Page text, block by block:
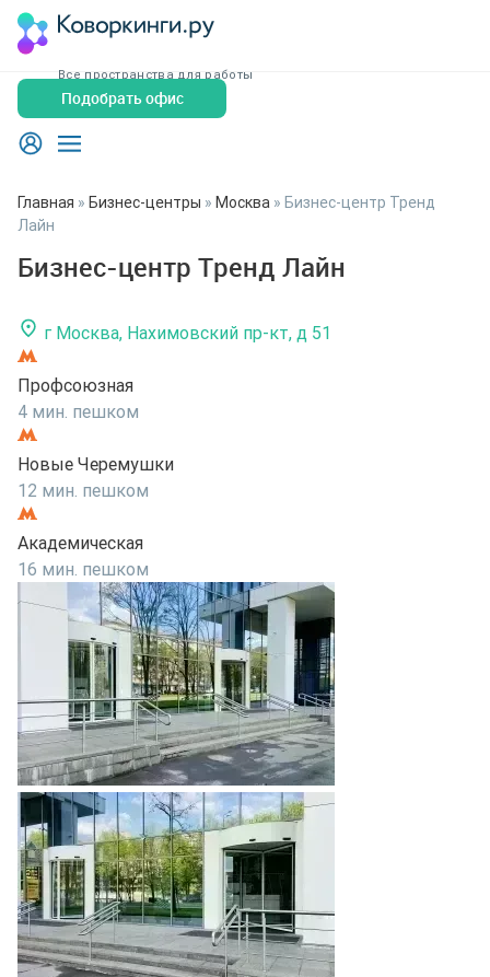
Все пространства для работы
Подобрать офис
Главная » Бизнес-центры » Москва » Бизнес-центр Тренд
Лайн
Бизнес-центр Тренд Лайн
г Москва, Нахимовский пр-кт, д 51
Профсоюзная
4 мин. пешком
Новые Черемушки
12 мин. пешком
Академическая
16 мин. пешком